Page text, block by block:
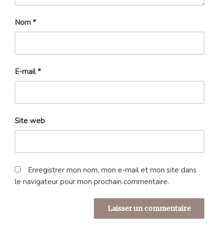
Nom *
E-mail*
Site web
Enregistrer mon nom, mon e-mail et mon site dans
le navigateur pour mon prochain commentaire.